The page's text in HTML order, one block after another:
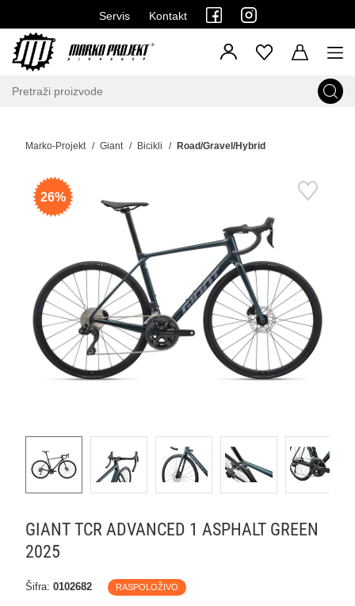
Servis Kontakt
Marko-Projekt Giant Bicikli Road/Gravel/Hybrid
26%
GIANT TCR ADVANCED 1 ASPHALT GREEN
2025
Šifra: 0102682 RASPOLOŽIVO